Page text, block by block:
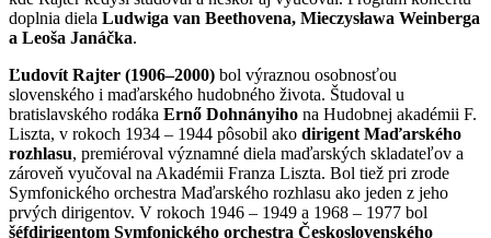
doplnia diela Ludwiga van Beethovena, Mieczysława Weinberga
a Leoša Janáčka.
Ľudovít Rajter (1906–2000) bol výraznou osobnosťou
slovenského i maďarského hudobného života. Študoval u
bratislavského rodáka Ernő Dohnányiho na Hudobnej akadémii F.
Liszta, v rokoch 1934 – 1944 pôsobil ako dirigent Maďarského
rozhlasu, premiéroval významné diela maďarských skladateľov a
zároveň vyučoval na Akadémii Franza Liszta. Bol tiež pri zrode
Symfonického orchestra Maďarského rozhlasu ako jeden z jeho
prvých dirigentov. V rokoch 1946 – 1949 a 1968 – 1977 bol
šéfdirigentom Symfonického orchestra Československého